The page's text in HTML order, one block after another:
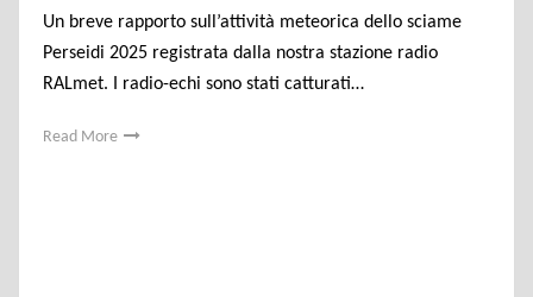
Un breve rapporto sull’attività meteorica dello sciame
Perseidi 2025 registrata dalla nostra stazione radio
RALmet. I radio-echi sono stati catturati…
Read More